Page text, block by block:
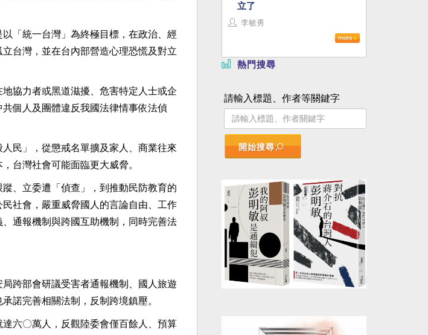
「統一台灣」為終極目標，在政治、經
台灣，並在台內部營造心理恐慌及對立
協力者或黑道滋擾、危害特定人士或企
個人及團體違反我國法律情事依法偵
民」，從懲戒名單擴及家人、商業往來
台灣社會可能面臨更大威脅。
、立委遭「偵查」，到推動民防教育的
社會，嚴重威脅國人的言論自由、工作
通報機制與跨國互助機制，同時完善法
跨部會研議受害者通報機制、國人旅遊
諾完善相關法制，反制跨境鎮壓。
六〇萬人，反觀陸委會僅百餘人、預算
立了
李敏勇
熱門搜尋
請輸入標題、作者等關鍵字
開始搜尋